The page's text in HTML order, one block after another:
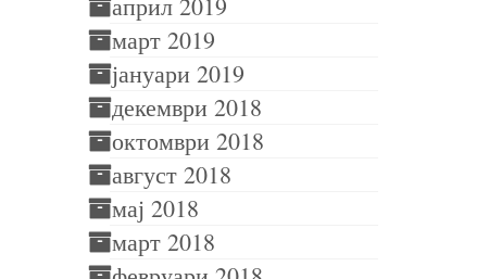
март 2019
јануари 2019
декември 2018
октомври 2018
август 2018
мај 2018
март 2018